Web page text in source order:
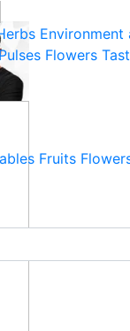
Flowers
Fruits